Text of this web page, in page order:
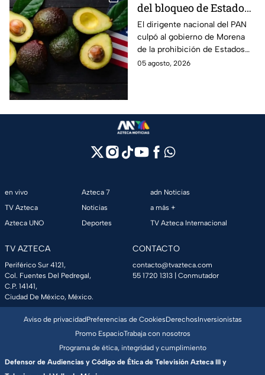
del bloqueo de Estados
Unidos al aguacate de
Michoacán
El dirigente nacional del PAN
culpó al gobierno de Morena
de la prohibición de Estados
Unidos para exportar aguacate
05 agosto, 2026
en vivo
TV Azteca
Azteca UNO
Azteca 7
Noticias
Deportes
adn Noticias
a más +
TV Azteca Internacional
TV AZTECA
Periférico Sur 4121,
Col. Fuentes Del Pedregal,
C.P. 14141,
Ciudad De México, México.
CONTACTO
contacto@tvazteca.com
55 1720 1313 | Conmutador
Aviso de privacidadPreferencias de CookiesDerechosInversionistas
Promo EspacioTrabaja con nosotros
Programa de ética, integridad y cumplimiento
Defensor de Audiencias y Código de Ética de Televisión Azteca III y